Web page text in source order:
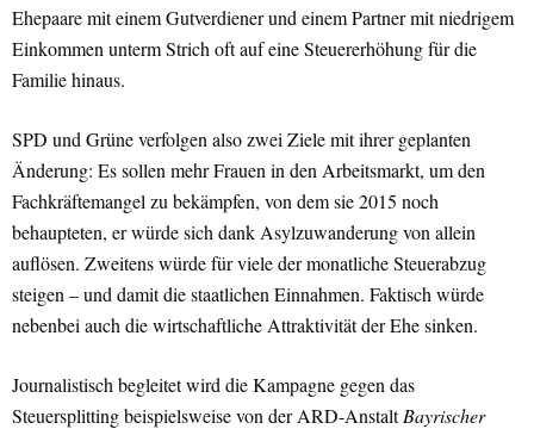
Ehepaare mit einem Gutverdiener und einem Partner mit niedrigem
Einkommen unterm Strich oft auf eine Steuererhöhung für die
Familie hinaus.
SPD und Grüne verfolgen also zwei Ziele mit ihrer geplanten
Änderung: Es sollen mehr Frauen in den Arbeitsmarkt, um den
Fachkräftemangel zu bekämpfen, von dem sie 2015 noch
behaupteten, er würde sich dank Asylzuwanderung von allein
auflösen. Zweitens würde für viele der monatliche Steuerabzug
steigen – und damit die staatlichen Einnahmen. Faktisch würde
nebenbei auch die wirtschaftliche Attraktivität der Ehe sinken.
Journalistisch begleitet wird die Kampagne gegen das
Steuersplitting beispielsweise von der ARD-AnstaltBayrischer